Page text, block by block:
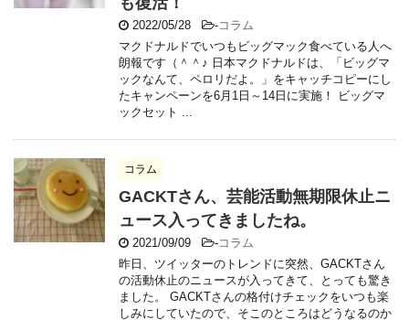
2022/05/28 -コラム
マクドナルドでいつもビッグマック食べている人へ
朗報です（＾＾♪ 日本マクドナルドは、「ビッグマ
ックなんて、ペロリだよ。」をキャッチコピーにし
たキャンペーンを6月1日～14日に実施！ ビッグマ
ックセット ...
コラム
GACKTさん、芸能活動無期限休止ニ
ュース入ってきましたね。
2021/09/09 -コラム
昨日、ツイッターのトレンドに突然、GACKTさん
の活動休止のニュースが入ってきて、とっても驚き
ました。 GACKTさんの格付けチェックをいつも楽
しみにしていたので、そこのところはどうなるのか